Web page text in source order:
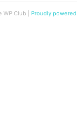
WP Club Proudly